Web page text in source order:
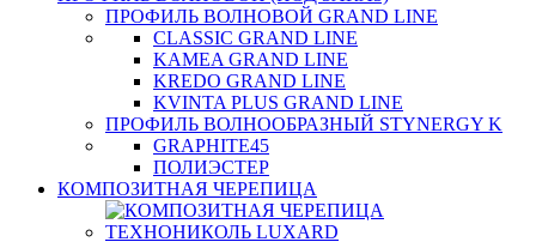
ПРОФИЛЬ ВОЛНОВОЙ GRAND LINE
CLASSIC GRAND LINE
KAMEA GRAND LINE
KREDO GRAND LINE
KVINTA PLUS GRAND LINE
ПРОФИЛЬ ВОЛНООБРАЗНЫЙ STYNERGY K
GRAPHITE45
ПОЛИЭСТЕР
КОМПОЗИТНАЯ ЧЕРЕПИЦА